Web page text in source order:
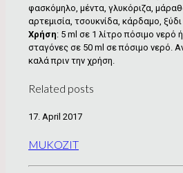
φασκόμηλο, μέντα, γλυκόριζα,
αρτεμισία, τσουκνίδα, κάρδαμο,
Χρήση: 5 ml σε 1 λίτρο πόσιμο νερό
σταγόνες σε 50 ml σε πόσιμο νερό.
καλά πριν την χρήση.
Related posts
17. April 2017
MUKOZIT